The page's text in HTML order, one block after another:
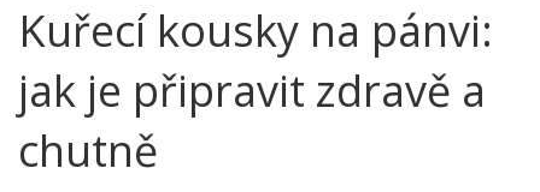
Kuřecí kousky na pánvi:
jak je připravit zdravě a
chutně